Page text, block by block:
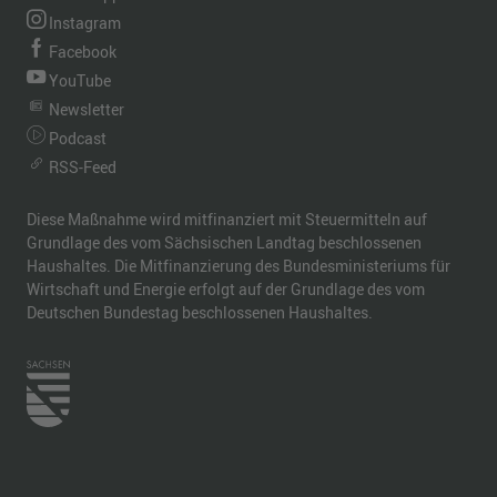
Instagram
Facebook
YouTube
Newsletter
Podcast
RSS-Feed
Diese Maßnahme wird mitfinanziert mit Steuermitteln auf
Grundlage des vom Sächsischen Landtag beschlossenen
Haushaltes. Die Mitfinanzierung des Bundesministeriums für
Wirtschaft und Energie erfolgt auf der Grundlage des vom
Deutschen Bundestag beschlossenen Haushaltes.